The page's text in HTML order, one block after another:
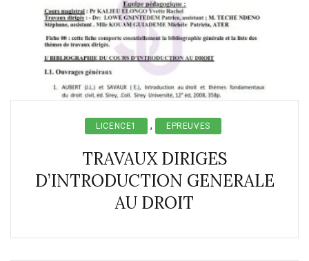
LICENCE1 , EPREUVES
TRAVAUX DIRIGES
D’INTRODUCTION GENERALE
AU DROIT